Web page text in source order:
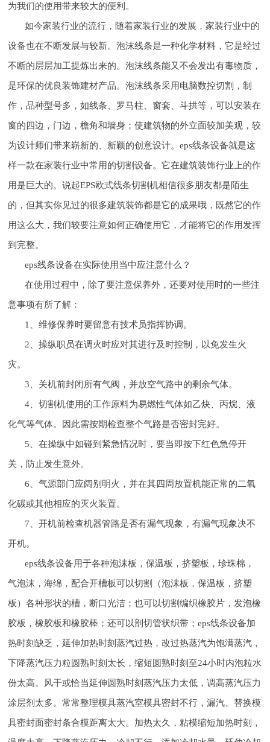
为我们的使用带来较大的便利。
如今家装行业的流行，随着家装行业的发展，家装行业中的
设备也在不断发展与较新。泡沫线条是一种化学材料，它是经过
不断的层层加工提炼出来的。泡沫线条能又不会发出有毒物质，
是环保的优良装饰建材产品。泡沫线条采用电脑数控切割，制
作，品种型号多，如线条、罗马柱、窗套、斗拱等，可以安装在
窗的四边，门边，檐角和墙身；使建筑物的外立面较加美观，较
为设计师们带来崭新的、新颖的创意设计。eps线条设备就是这
样一款在家装行业中常用的切割设备。它在建筑装饰行业上的作
用是巨大的。说起EPS欧式线条切割机相信很多朋友都是陌生
的，但其实你见过的很多建筑装饰都是它的成果哦，既然它的作
用这么大，我们较要注意如何正确使用它，才能将它的作用发挥
到完整。
eps线条设备在实际使用当中应注意什么？
在使用过程中，除了要注意保养外，还要对使用时的一些注
意事项有所了解：
1、维修保养时要留意有技术员指挥协调。
2、操纵职员在调火时应对其进行及时控制，以免发生火
灾。
3、关机前封闭所有气阀，并放空气路中的剩余气体。
4、切割机使用的工作原料为易燃性气体如乙炔、丙烷、液
化气等气体。因此需按期检查整个气路是否密封完好。
5、在操纵中如碰到紧急情况时，要当即按下红色急停开
关，防止发生意外。
6、气源部门应阔别明火，并在其四周放置机能正常的二氧
化碳或其他相应的灭火装置。
7、开机前检查机器管路是否有漏气现象，有漏气现象决不
开机。
eps线条设备用于各种泡沫板，保温板，挤塑板，珍珠棉，
气泡沫，海绵，配合开槽板可以切割（泡沫板，保温板，挤塑
板）各种形状的槽，断口光洁；也可以切割编织橡胶片，发泡橡
胶板，橡胶板和橡胶棒；还可以剖切管状织带；eps线条设备加
热时刻缺乏，延伸加热时刻蒸汽过热，改过热蒸汽为饱满蒸汽，
下降蒸汽压力粒圆熟时刻太长，缩短圆熟时刻至24小时内泡粒水
份太高。风干或恰当延伸圆熟时刻蒸汽压力太低，调高蒸汽压力
涂层剂太多。常常整理模具蒸汽室模具密封不行，漏汽、替换模
具密封面密封条合模距离太大。加热太久，粘模缩短加热时刻，